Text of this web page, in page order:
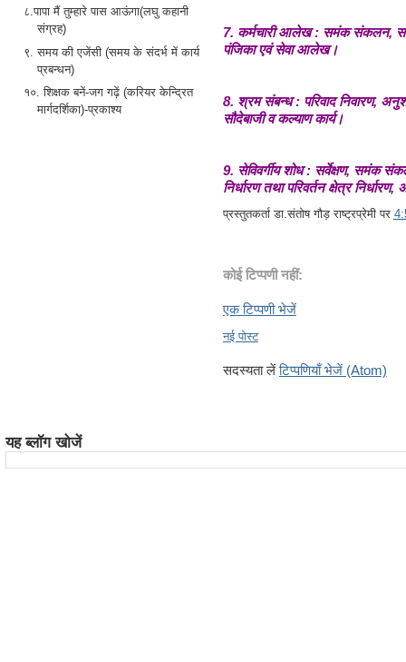
८.पापा मैं तुम्हारे पास आऊंगा(लघु कहानी
संग्रह)
९. समय की एजेंसी (समय के संदर्भ में कार्य
प्रबन्धन)
१०. शिक्षक बनें-जग गढ़ें (करियर केन्द्रित
मार्गदर्शिका)-प्रकाश्य
7. कर्मचारी आलेख : समंक संकलन,
पंजिका एवं सेवा आलेख।
8. श्रम संबन्ध : परिवाद निवारण,
सौदेबाजी व कल्याण कार्य।
9. सेविवर्गीय शोध : सर्वेक्षण, समंक
निर्धारण तथा परिवर्तन क्षेत्र
प्रस्तुतकर्ताडा.संतोष गौड़ राष्ट्रप्रेमी पर
कोई टिप्पणी नहीं:
एक टिप्पणी भेजें
नई पोस्ट
सदस्यता लेंटिप्पणियाँ भेजें (Atom)
यह ब्लॉग खोजें